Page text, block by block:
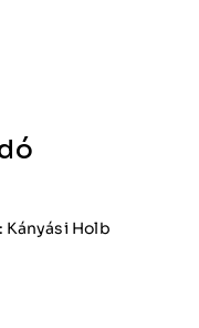
Holb